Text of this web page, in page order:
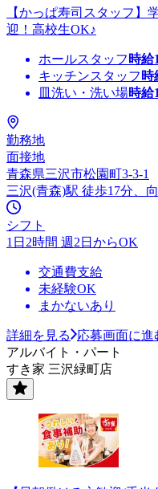
【かっぱ寿司スタッフ
迎！高校生OK♪
ホールスタッフ 時給
キッチンスタッフ 時
皿洗い・洗い場時給
勤務地
面接地
青森県三沢市松園町3-3-1
三沢(青森)駅 徒歩17分、
シフト
1日2時間 週2日からOK
交通費支給
未経験OK
まかないあり
詳細を見る
応募画面に進
アルバイト・パート
すき家 三沢緑町店